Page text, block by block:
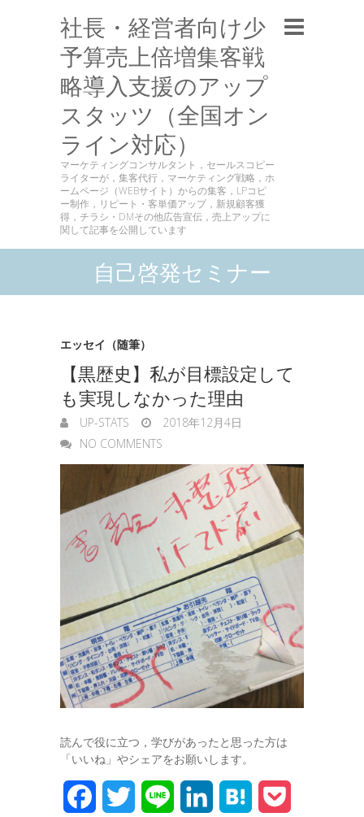
社長・経営者向け少
予算売上倍増集客戦
略導入支援のアップ
スタッツ（全国オン
ライン対応）
マーケティングコンサルタント，セールスコピー
ライターが，集客代行，マーケティング戦略，ホ
ームページ（WEBサイト）からの集客，LPコピ
ー制作，リピート・客単価アップ，新規顧客獲
得，チラシ・DMその他広告宣伝，売上アップに
関して記事を公開しています
自己啓発セミナー
エッセイ（随筆）
【黒歴史】私が目標設定して
も実現しなかった理由
UP-STATS
2018年12月4日
NO COMMENTS
読んで役に立つ，学びがあったと思った方は
「いいね」やシェアをお願いします。